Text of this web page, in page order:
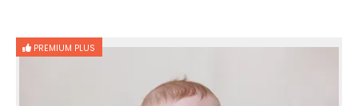
PREMIUM PLUS